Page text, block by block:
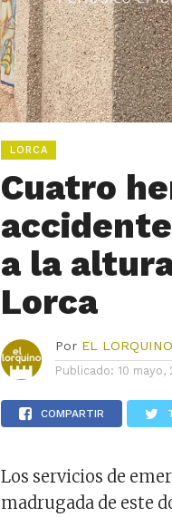
LORCA
Cuatro
a la
Lorca
Por EL
Publicado: 10 mayo,
COMPARTIR
Los servicios de
madrugada de este